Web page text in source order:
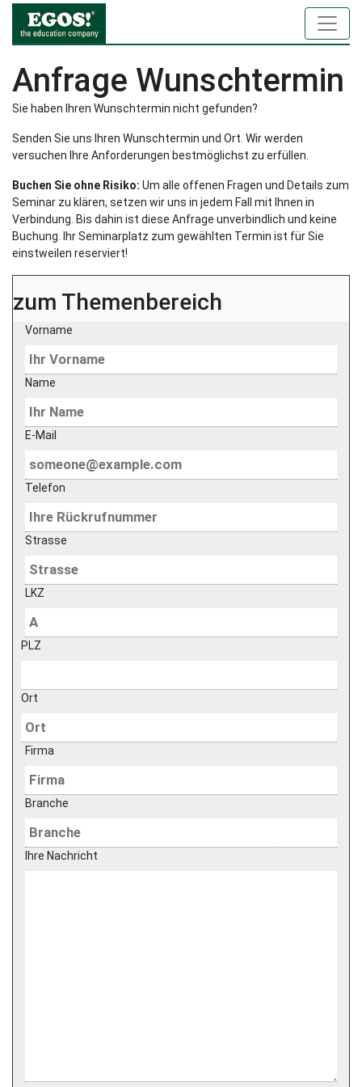
Anfrage Wunschtermin
Sie haben Ihren Wunschtermin nicht gefunden?
Senden Sie uns Ihren Wunschtermin und Ort. Wir werden
versuchen Ihre Anforderungen bestmöglichst zu erfüllen.
Buchen Sie ohne Risiko: Um alle offenen Fragen und Details zum
Seminar zu klären, setzen wir uns in jedem Fall mit Ihnen in
Verbindung. Bis dahin ist diese Anfrage unverbindlich und keine
Buchung. Ihr Seminarplatz zum gewählten Termin ist für Sie
einstweilen reserviert!
zum Themenbereich
Vorname
Name
E-Mail
Telefon
Strasse
LKZ
PLZ
Ort
Firma
Branche
Ihre Nachricht